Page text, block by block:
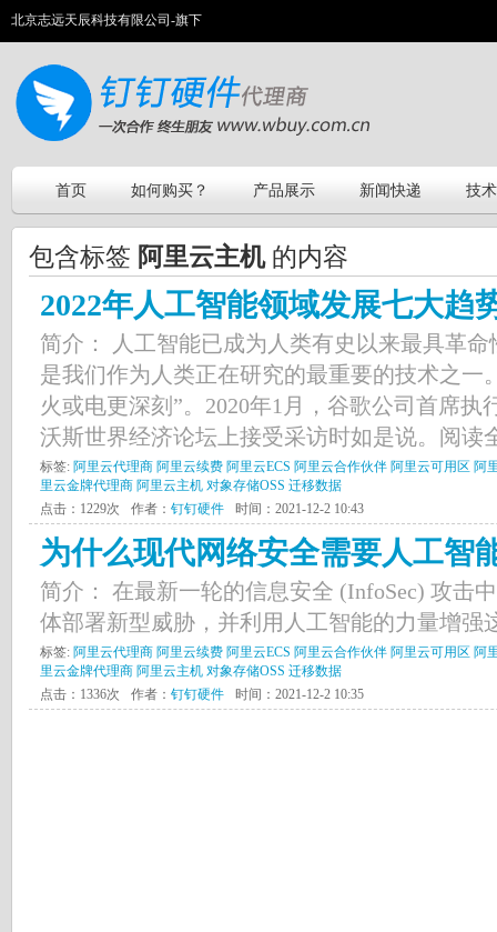
北京志远天辰科技有限公司-旗下
首页 如何购买？ 产品展示 新闻快递 技
包含标签 阿里云主机的内容
2022年人工智能领域发展七大趋
简介： 人工智能已成为人类有史以来最具革
是我们作为人类正在研究的最重要的技术之一
火或电更深刻”。2020年1月，谷歌公司首席执
沃斯世界经济论坛上接受采访时如是说。阅读
标签: 阿里云代理商 阿里云续费 阿里云ECS 阿里云合作伙伴 阿里云可用区 阿
里云金牌代理商 阿里云主机 对象存储OSS 迁移数据
点击：1229次
作者： 钉钉硬件 时间：2021-12-2 10:43
为什么现代网络安全需要人工智
简介： 在最新一轮的信息安全 (InfoSec) 攻击
体部署新型威胁，并利用人工智能的力量增强
标签: 阿里云代理商 阿里云续费 阿里云ECS 阿里云合作伙伴 阿里云可用区 阿
里云金牌代理商 阿里云主机 对象存储OSS 迁移数据
点击：1336次
作者： 钉钉硬件 时间：2021-12-2 10:35